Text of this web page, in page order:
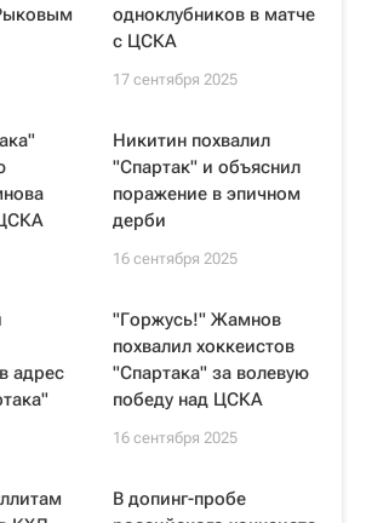
одноклубников в матче
с ЦСКА
17 сентября 2025
Никитин похвалил
"Спартак" и объяснил
поражение в эпичном
дерби
16 сентября 2025
адрес
"Горжусь!" Жамнов
похвалил хоккеистов
"Спартака" за волевую
победу над ЦСКА
16 сентября 2025
В допинг-пробе